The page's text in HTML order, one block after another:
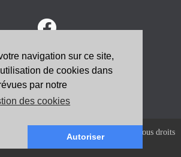
navigation sur ce site,
de cookies dans
par notre
des cookies
Autoriser
ABONNEZ-VOUS
Internationale COMMUNIO. Tous droits